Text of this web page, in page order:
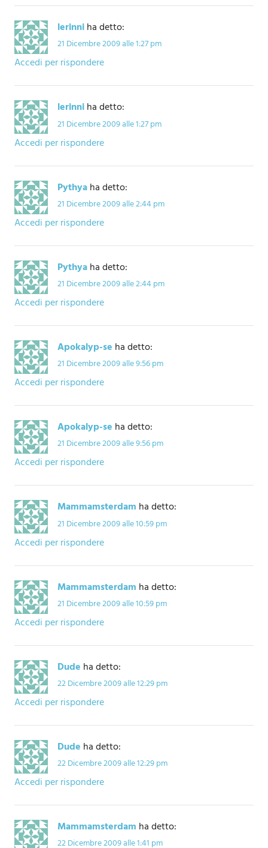
lerinniha detto:
21 Dicembre 2009 alle 1:27 pm
Accedi per rispondere
lerinniha detto:
21 Dicembre 2009 alle 1:27 pm
Accedi per rispondere
Pythyaha detto:
21 Dicembre 2009 alle 2:44 pm
Accedi per rispondere
Pythyaha detto:
21 Dicembre 2009 alle 2:44 pm
Accedi per rispondere
Apokalyp-se ha detto:
21 Dicembre 2009 alle 9:56 pm
Accedi per rispondere
Apokalyp-se ha detto:
21 Dicembre 2009 alle 9:56 pm
Accedi per rispondere
Mammamsterdam ha detto:
21 Dicembre 2009 alle 10:59 pm
Accedi per rispondere
Mammamsterdam ha detto:
21 Dicembre 2009 alle 10:59 pm
Accedi per rispondere
Dude ha detto:
22 Dicembre 2009 alle 12:29 pm
Accedi per rispondere
Dude ha detto:
22 Dicembre 2009 alle 12:29 pm
Accedi per rispondere
Mammamsterdam ha detto:
22 Dicembre 2009 alle 1:41 pm